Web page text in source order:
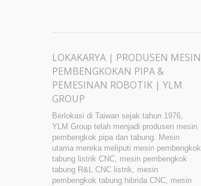
LOKAKARYA | PRODUSEN MESIN
PEMBENGKOKAN PIPA &
PEMESINAN ROBOTIK | YLM
GROUP
Berlokasi di Taiwan sejak tahun 1976,
YLM Group telah menjadi produsen mesin
pembengkok pipa dan tabung. Mesin
utama mereka meliputi mesin pembengkok
tabung listrik CNC, mesin pembengkok
tabung R&L CNC listrik, mesin
pembengkok tabung hibrida CNC, mesin